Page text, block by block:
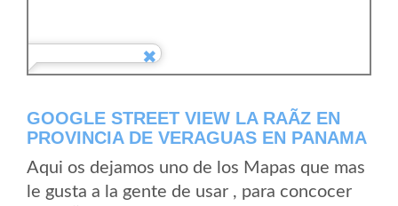
GOOGLE STREET VIEW LA RAÃ­Z EN
PROVINCIA DE VERAGUAS EN PANAMA
Aqui os dejamos uno de los Mapas que mas
le gusta a la gente de usar , para concocer